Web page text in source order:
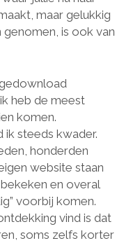
maar gelukkig
is ook van
heb de meest
komen.
steeds kwader.
honderden
website staan
en overal
voorbij komen.
vind is dat
soms zelfs korter